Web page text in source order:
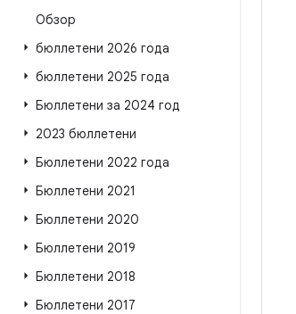
Обзор
бюллетени 2026 года
бюллетени 2025 года
Бюллетени за 2024 год
2023 бюллетени
Бюллетени 2022 года
Бюллетени 2021
Бюллетени 2020
Бюллетени 2019
Бюллетени 2018
Бюллетени 2017